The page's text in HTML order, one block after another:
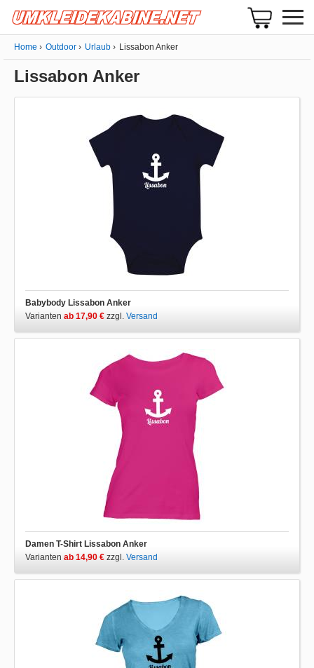
Home Outdoor Urlaub Lissabon Anker
Lissabon Anker
Babybody Lissabon Anker
Varianten ab 17,90 € zzgl. Versand
Damen T-Shirt Lissabon Anker
Varianten ab 14,90 € zzgl. Versand